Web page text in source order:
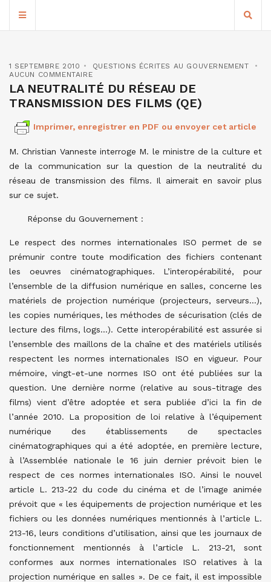
1 SEPTEMBRE 2010
QUESTIONS ÉCRITES AU GOUVERNEMENT
AUCUN COMMENTAIRE
LA NEUTRALITÉ DU RÉSEAU DE
TRANSMISSION DES FILMS (QE)
Imprimer, enregistrer en PDF ou envoyer cet article
M. Christian Vanneste interroge M. le ministre de la culture et
de la communication sur la question de la neutralité du
réseau de transmission des films. Il aimerait en savoir plus
sur ce sujet.
Réponse du Gouvernement :
Le respect des normes internationales ISO permet de se
prémunir contre toute modification des fichiers contenant
les oeuvres cinématographiques. L’interopérabilité, pour
l’ensemble de la diffusion numérique en salles, concerne les
matériels de projection numérique (projecteurs, serveurs…),
les copies numériques, les méthodes de sécurisation (clés de
lecture des films, logs…). Cette interopérabilité est assurée si
l’ensemble des maillons de la chaîne et des matériels utilisés
respectent les normes internationales ISO en vigueur. Pour
mémoire, vingt-et-une normes ISO ont été publiées sur la
question. Une dernière norme (relative au sous-titrage des
films) vient d’être adoptée et sera publiée d’ici la fin de
l’année 2010. La proposition de loi relative à l’équipement
numérique des établissements de spectacles
cinématographiques qui a été adoptée, en première lecture,
à l’Assemblée nationale le 16 juin dernier prévoit bien le
respect de ces normes internationales ISO. Ainsi le nouvel
article L. 213-22 du code du cinéma et de l’image animée
prévoit que « les équipements de projection numérique et les
fichiers ou les données numériques mentionnés à l’article L.
213-16, leurs conditions d’utilisation, ainsi que les journaux de
fonctionnement mentionnés à l’article L. 213-21, sont
conformes aux normes internationales ISO relatives à la
projection numérique en salles ». De ce fait, il est impossible